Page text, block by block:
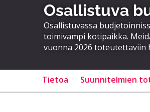
Osallistuva
Osallistuvassa
toimivampi kotipaikka.
vuonna 2026 toteutettaviin
Tietoa Suunnitelmien